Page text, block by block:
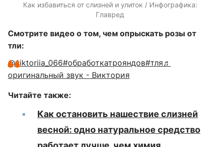
Как избавиться от слизней и улиток / Инфографика:
Главред
Смотрите видео о том, чем опрыскать розы от
тли:
@viktoriia_066#обработкатрояндов#тля♬
оригинальный звук - Виктория
Читайте также:
Как остановить нашествие слизней
весной: одно натуральное средство